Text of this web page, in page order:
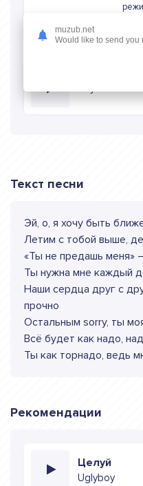
Текст песни
Эй, о, я хочу быть
Летим с тобой выше,
«Ты не предашь меня»
Ты нужна мне каждый
Наши сердца друг с
прочно
Остальным sorry, ты
Всё будет как надо,
Ты как торнадо, ведь
Рекомендации
Целуй
Uglyboy
muzub.net
Would like to send you